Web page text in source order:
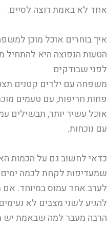
אחד לא באמת רוצה לסיים.
איך בוחרים אוכל מוכן
הטעות הנפוצה היא
לפני שבודקים
משפחה עם ילדים קטנים
פחות חריפות, עם טעמים
אוכל עשיר יותר, תבשילים
עם נוכחות.
כדאי לחשוב גם על הכמות
שמעדיפות לקחת לכמה
לערב אחד עמוס במיוחד. אם
להגיע לשני מצבים לא
הרבה מעבר למה שבאמת יש